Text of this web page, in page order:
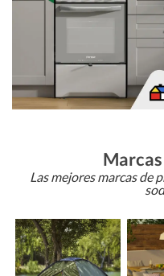
Las mejores marcas de